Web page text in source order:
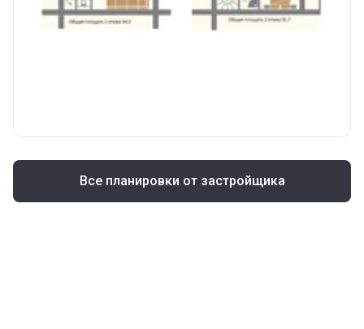
Все планировки от застройщика